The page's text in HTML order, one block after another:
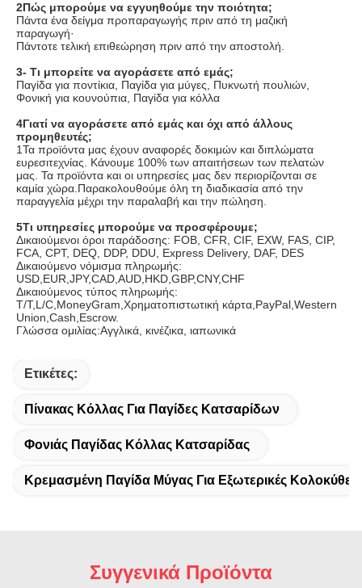
2Πώς μπορούμε να εγγυηθούμε την ποιότητα;
Πάντα ένα δείγμα προπαραγωγής πριν από τη μαζική
παραγωγή·
Πάντοτε τελική επιθεώρηση πριν από την αποστολή.
3- Τι μπορείτε να αγοράσετε από εμάς;
Παγίδα για ποντίκια, Παγίδα για μύγες, Πυκνωτή πουλιών,
Φονική για κουνούπια, Παγίδα για κόλλα
4Γιατί να αγοράσετε από εμάς και όχι από άλλους
προμηθευτές;
1Τα προϊόντα μας έχουν αναφορές δοκιμών και διπλώματα
ευρεσιτεχνίας. Κάνουμε 100% των απαιτήσεων των πελατών
μας. Τα προϊόντα και οι υπηρεσίες μας δεν περιορίζονται σε
καμία χώρα.Παρακολουθούμε όλη τη διαδικασία από την
παραγγελία μέχρι την παραλαβή και την πώληση.
5Τι υπηρεσίες μπορούμε να προσφέρουμε;
Δικαιούμενοι όροι παράδοσης: FOB, CFR, CIF, EXW, FAS, CIP,
FCA, CPT, DEQ, DDP, DDU, Express Delivery, DAF, DES
Δικαιούμενο νόμισμα πληρωμής:
USD,EUR,JPY,CAD,AUD,HKD,GBP,CNY,CHF
Δικαιούμενος τύπος πληρωμής:
T/T,L/C,MoneyGram,Χρηματοπιστωτική κάρτα,PayPal,Western
Union,Cash,Escrow.
Γλώσσα ομιλίας:Αγγλικά, κινέζικα, ιαπωνικά
Ετικέτες:
Πίνακας Κόλλας Για Παγίδες Κατσαρίδων
Φονιάς Παγίδας Κόλλας Κατσαρίδας
Κρεμασμένη Παγίδα Μύγας Για Εξωτερικές Κολοκύθες
Συγγενικά Προϊόντα